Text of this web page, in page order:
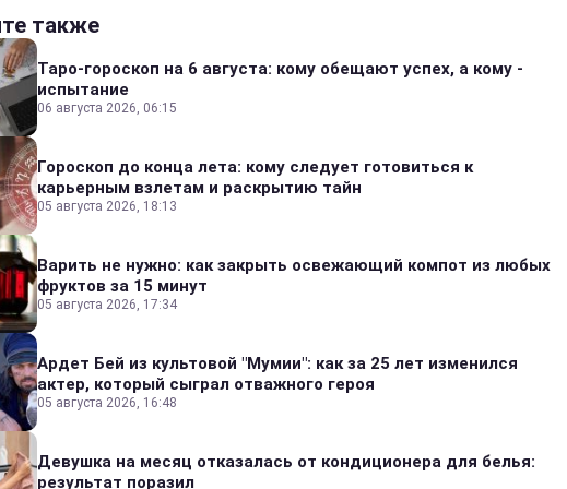
также
Таро-гороскоп на 6 августа: кому обещают успех, а кому -
испытание
06 августа 2026, 06:15
Гороскоп до конца лета: кому следует готовиться к
карьерным взлетам и раскрытию тайн
05 августа 2026, 18:13
Варить не нужно: как закрыть освежающий компот из любых
фруктов за 15 минут
05 августа 2026, 17:34
Ардет Бей из культовой "Мумии": как за 25 лет изменился
актер, который сыграл отважного героя
05 августа 2026, 16:48
Девушка на месяц отказалась от кондиционера для белья:
результат поразил